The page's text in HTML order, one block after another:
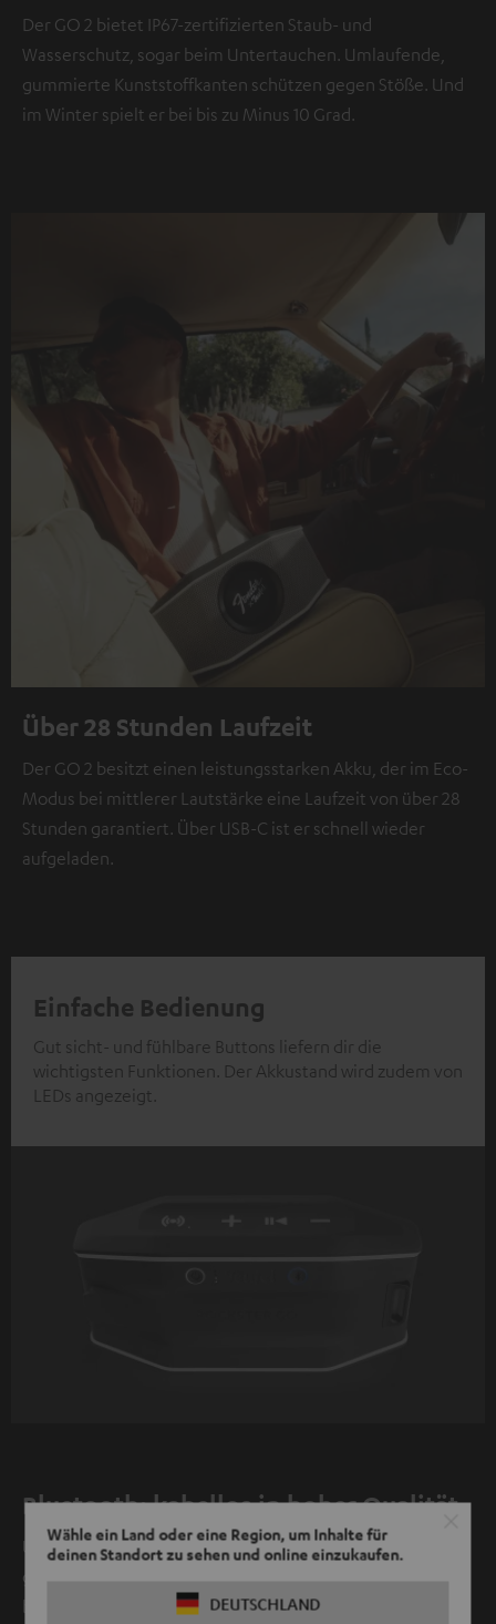
Wähle ein Land oder eine Region, um Inhalte für
deinen Standort zu sehen und online einzukaufen.
DEUTSCHLAND
Der GO 2 bietet IP67-zertifizierten Staub- und
Wasserschutz, sogar beim Untertauchen. Umlaufende,
gummierte Kunststoffkanten schützen gegen Stöße. Und
im Winter spielt er bei bis zu Minus 10 Grad.
Über 28 Stunden Laufzeit
Der GO 2 besitzt einen leistungsstarken Akku, der im Eco-
Modus bei mittlerer Lautstärke eine Laufzeit von über 28
Stunden garantiert. Über USB-C ist er schnell wieder
aufgeladen.
Einfache Bedienung
Gut sicht- und fühlbare Buttons liefern dir die
wichtigsten Funktionen. Der Akkustand wird zudem von
LEDs angezeigt.
Bluetooth: kabellos in hoher Qualität
Unsere Bluetooth-Lautsprecher und Kopfhörer
garantieren eine saubere, stabile Bluetooth-Verbindung
bei minimalem Stromverbrauch.